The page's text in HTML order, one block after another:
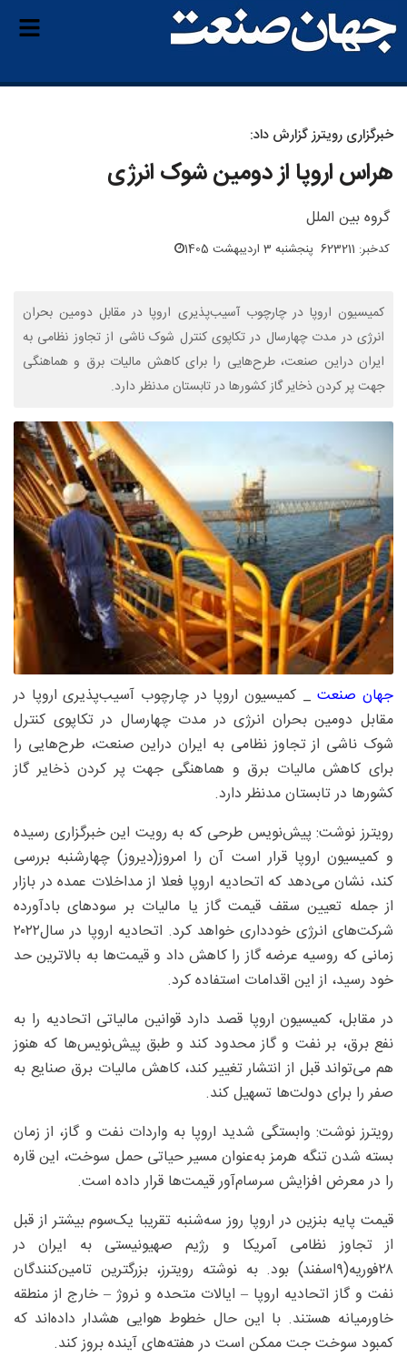
خبرگزاری رویترز گزارش داد:
هراس اروپا از دومین شوک انرژی
گروه بین الملل
کدخبر: 623211 پنجشنبه 3 اردیبهشت 1405
کمیسیون اروپا در چارچوب آسیب‌پذیری اروپا در مقابل دومین بحران
انرژی در مدت چهارسال در تکاپوی کنترل شوک ناشی از تجاوز نظامی به
ایران دراین صنعت، طرح‌هایی را برای کاهش مالیات برق و هماهنگی
جهت پر کردن ذخایر گاز کشورها در تابستان مدنظر دارد.
جهان صنعت_ کمیسیون اروپا در چارچوب آسیب‌پذیری اروپا در
مقابل دومین بحران انرژی در مدت چهارسال در تکاپوی کنترل
شوک ناشی از تجاوز نظامی به ایران دراین صنعت، طرح‌هایی را
برای کاهش مالیات برق و هماهنگی جهت پر کردن ذخایر گاز
کشورها در تابستان مدنظر دارد.
رویترز نوشت: پیش‌نویس طرحی که به رویت این خبرگزاری رسیده
و کمیسیون اروپا قرار است آن را امروز(دیروز) چهارشنبه بررسی
کند، نشان می‌دهد که اتحادیه اروپا فعلا از مداخلات عمده در بازار
از جمله تعیین سقف قیمت گاز یا مالیات بر سودهای بادآورده
شرکت‌های انرژی خودداری خواهد کرد. اتحادیه اروپا در سال‌۲۰۲۲
زمانی که روسیه عرضه گاز را کاهش داد و قیمت‌ها به بالاترین حد
خود رسید، از این اقدامات استفاده کرد.
در مقابل، کمیسیون اروپا قصد دارد قوانین مالیاتی اتحادیه را به
نفع برق، بر نفت و گاز محدود کند و طبق پیش‌نویس‌ها که هنوز
هم می‌تواند قبل از انتشار تغییر کند، کاهش مالیات برق صنایع به
صفر را برای دولت‌ها تسهیل کند.
رویترز نوشت: وابستگی شدید اروپا به واردات نفت و گاز، از زمان
بسته شدن تنگه هرمز به‌عنوان مسیر حیاتی حمل سوخت، این قاره
را در معرض افزایش سرسام‌آور قیمت‌ها قرار داده است.
قیمت پایه بنزین در اروپا روز سه‌‌شنبه تقریبا یک‌سوم بیشتر از قبل
از تجاوز نظامی آمریکا و رژیم صهیونیستی به ایران در
۲۸‌فوریه(۹اسفند) بود. به نوشته رویترز، بزرگترین تامین‌کنندگان
نفت و گاز اتحادیه اروپا – ایالات متحده و نروژ – خارج از منطقه
خاورمیانه هستند. با این حال خطوط هوایی هشدار داده‌‌اند که
کمبود سوخت جت ممکن است در هفته‌های آینده بروز کند.